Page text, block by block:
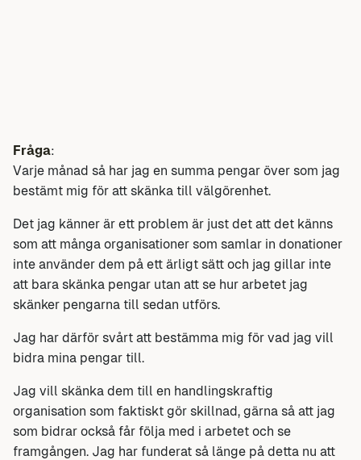
Fråga:
Varje månad så har jag en summa pengar över som jag
bestämt mig för att skänka till välgörenhet.
Det jag känner är ett problem är just det att det känns
som att många organisationer som samlar in donationer
inte använder dem på ett ärligt sätt och jag gillar inte
att bara skänka pengar utan att se hur arbetet jag
skänker pengarna till sedan utförs.
Jag har därför svårt att bestämma mig för vad jag vill
bidra mina pengar till.
Jag vill skänka dem till en handlingskraftig
organisation som faktiskt gör skillnad, gärna så att jag
som bidrar också får följa med i arbetet och se
framgången. Jag har funderat så länge på detta nu att